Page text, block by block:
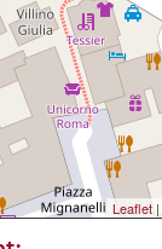
Leaflet |